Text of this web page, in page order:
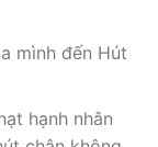
mình đến Hút
hạnh nhân